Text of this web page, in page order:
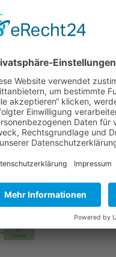
vom 17. August 2023